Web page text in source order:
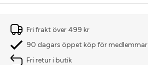
Fri frakt över 499 kr
90 dagars öppet köp för medlemmar
Fri retur i butik